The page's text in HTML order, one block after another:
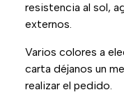
resistencia al sol,
externos.
Varios colores a
carta déjanos un
realizar el pedido.